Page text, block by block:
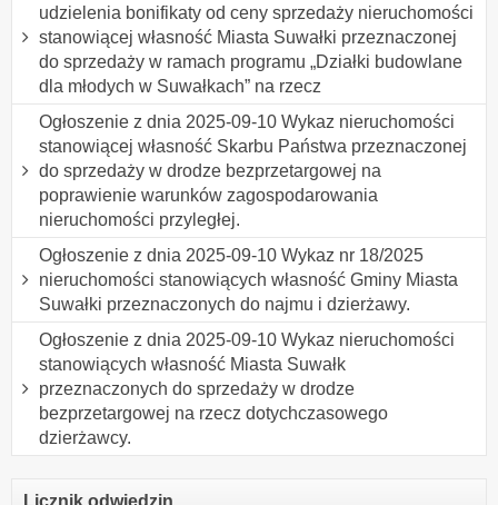
udzielenia bonifikaty od ceny sprzedaży nieruchomości
stanowiącej własność Miasta Suwałki przeznaczonej
do sprzedaży w ramach programu „Działki budowlane
dla młodych w Suwałkach” na rzecz
Ogłoszenie z dnia 2025-09-10 Wykaz nieruchomości
stanowiącej własność Skarbu Państwa przeznaczonej
do sprzedaży w drodze bezprzetargowej na
poprawienie warunków zagospodarowania
nieruchomości przyległej.
Ogłoszenie z dnia 2025-09-10 Wykaz nr 18/2025
nieruchomości stanowiących własność Gminy Miasta
Suwałki przeznaczonych do najmu i dzierżawy.
Ogłoszenie z dnia 2025-09-10 Wykaz nieruchomości
stanowiących własność Miasta Suwałk
przeznaczonych do sprzedaży w drodze
bezprzetargowej na rzecz dotychczasowego
dzierżawcy.
Licznik odwiedzin